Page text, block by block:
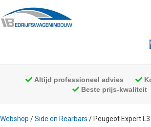
Altijd professioneel advies
Beste prijs-kwaliteit
Webshop /Side en Rearbars / Peugeot Expert